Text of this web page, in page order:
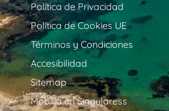
Política de Privacidad
Política de Cookies UE
Términos y Condiciones
Accesibilidad
Sitemap
Mobilia en Singularess